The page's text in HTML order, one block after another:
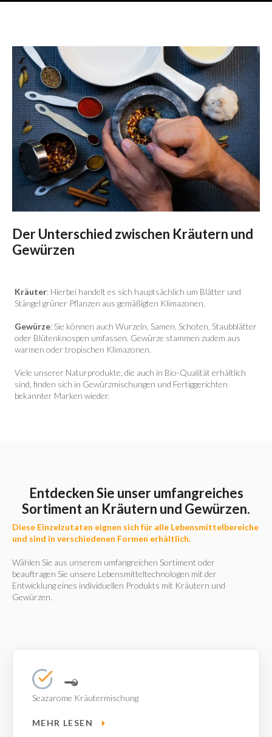
Der Unterschied zwischen Kräutern und
Gewürzen
Kräuter: Hierbei handelt es sich hauptsächlich um Blätter und
Stängel grüner Pflanzen aus gemäßigten Klimazonen.
Gewürze: Sie können auch Wurzeln, Samen, Schoten, Staubblätter
oder Blütenknospen umfassen. Gewürze stammen zudem aus
warmen oder tropischen Klimazonen.
Viele unserer Naturprodukte, die auch in Bio-Qualität erhältlich
sind, finden sich in Gewürzmischungen und Fertiggerichten
bekannter Marken wieder.
Entdecken Sie unser umfangreiches
Sortiment an Kräutern und Gewürzen.
Diese Einzelzutaten eignen sich für alle Lebensmittelbereiche
und sind in verschiedenen Formen erhältlich.
Wählen Sie aus unserem umfangreichen Sortiment oder
beauftragen Sie unsere Lebensmitteltechnologen mit der
Entwicklung eines individuellen Produkts mit Kräutern und
Gewürzen.
Seazarome Kräutermischung
MEHR LESEN